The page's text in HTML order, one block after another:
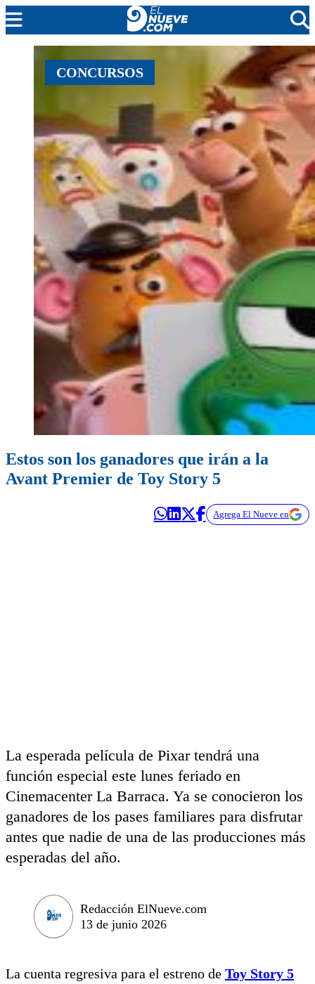
MENDOZA
CADA DÍA
NOTICIERO 9
PROTAGONISTAS
EL NUEVE STREAMS
PROGRAMACIÓN
EN VIVO
CONCURSOS
Estos son los ganadores que irán a la
Avant Premier de Toy Story 5
Agrega El Nueve en
La esperada película de Pixar tendrá una
función especial este lunes feriado en
Cinemacenter La Barraca. Ya se conocieron los
ganadores de los pases familiares para disfrutar
antes que nadie de una de las producciones más
esperadas del año.
Redacción ElNueve.com
13 de junio 2026
La cuenta regresiva para el estreno de Toy Story 5